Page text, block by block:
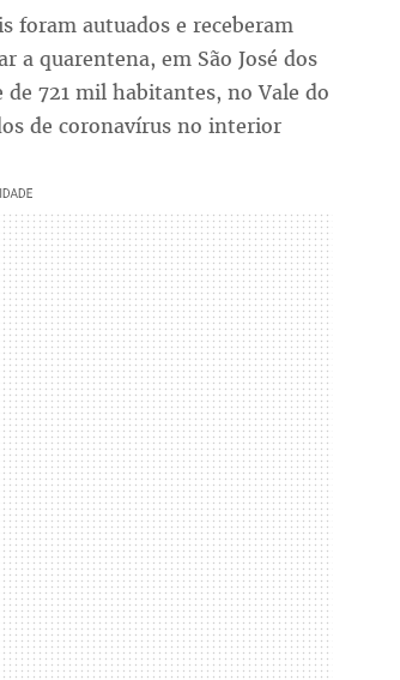
foram autuados e receberam
quarentena, em São José dos
de 721 mil habitantes, no Vale do
de coronavírus no interior